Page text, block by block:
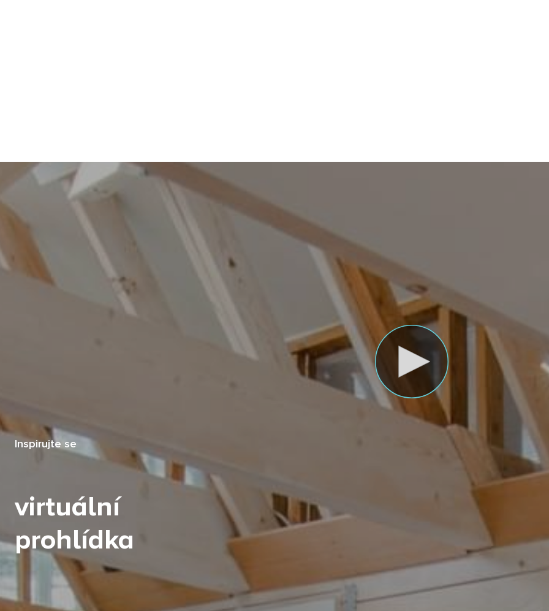
Inspirujte se
virtuální
prohlídka